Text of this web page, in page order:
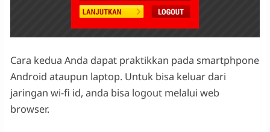
Cara kedua Anda dapat praktikkan pada smartphpone
Android ataupun laptop. Untuk bisa keluar dari
jaringan wi-fi id, anda bisa logout melalui web
browser.